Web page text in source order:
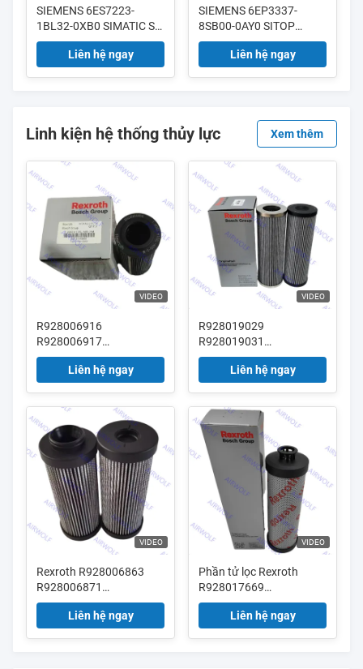
SIEMENS 6ES7223-
1BL32-0XB0 SIMATIC S7-
1200 I/O kỹ thuật số SM
Liên hệ ngay
SIEMENS 6EP3337-
8SB00-0AY0 SITOP
PSU8200 Cài đặt nguồn
điện ổn định 120/230 V
Liên hệ ngay
Linh kiện hệ thống thủy lực Xem thêm
VIDEO
R928006916
R928006917
R928006924
R928006926
Liên hệ ngay
VIDEO
R928019029
R928019031
R928019035
Liên hệ ngay
VIDEO
Rexroth R928006863
R928006871
R928006872
R928006897
Liên hệ ngay
VIDEO
Phần tử lọc Rexroth
R928017669
R928017690
R928018027
Liên hệ ngay